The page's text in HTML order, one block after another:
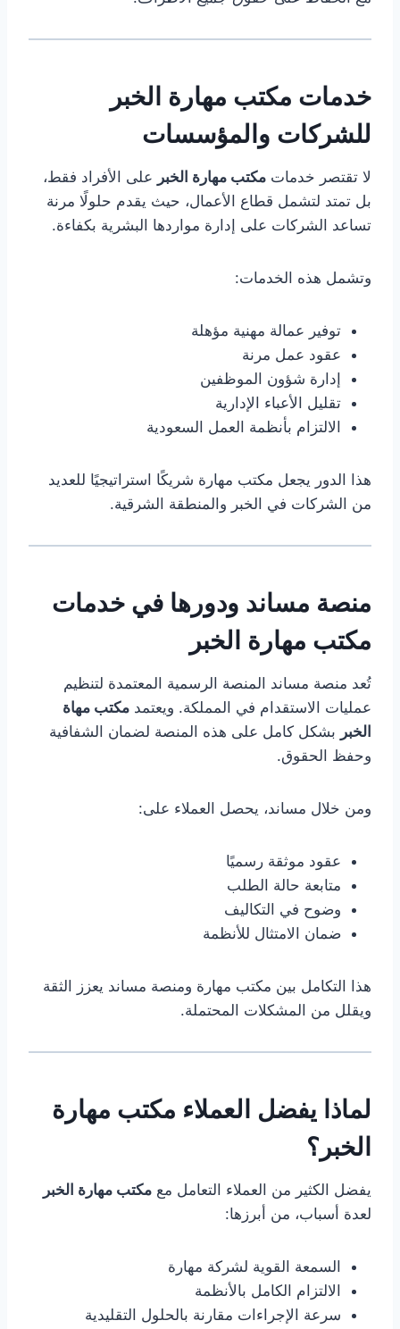
خدمات مكتب مهارة الخبر
للشركات والمؤسسات
لا تقتصر خدمات مكتب مهارة الخبر على الأفراد فقط،
بل تمتد لتشمل قطاع الأعمال، حيث يقدم حلولًا مرنة
تساعد الشركات على إدارة مواردها البشرية بكفاءة.
وتشمل هذه الخدمات:
توفير عمالة مهنية مؤهلة
عقود عمل مرنة
إدارة شؤون الموظفين
تقليل الأعباء الإدارية
الالتزام بأنظمة العمل السعودية
هذا الدور يجعل مكتب مهارة شريكًا استراتيجيًا للعديد
من الشركات في الخبر والمنطقة الشرقية.
منصة مساند ودورها في خدمات
مكتب مهارة الخبر
تُعد منصة مساند المنصة الرسمية المعتمدة لتنظيم
عمليات الاستقدام في المملكة. ويعتمد مكتب مهاة
الخبر بشكل كامل على هذه المنصة لضمان الشفافية
وحفظ الحقوق.
ومن خلال مساند، يحصل العملاء على:
عقود موثقة رسميًا
متابعة حالة الطلب
وضوح في التكاليف
ضمان الامتثال للأنظمة
هذا التكامل بين مكتب مهارة ومنصة مساند يعزز الثقة
ويقلل من المشكلات المحتملة.
لماذا يفضل العملاء مكتب مهارة
الخبر؟
يفضل الكثير من العملاء التعامل مع مكتب مهارة الخبر
لعدة أسباب، من أبرزها:
السمعة القوية لشركة مهارة
الالتزام الكامل بالأنظمة
سرعة الإجراءات مقارنة بالحلول التقليدية